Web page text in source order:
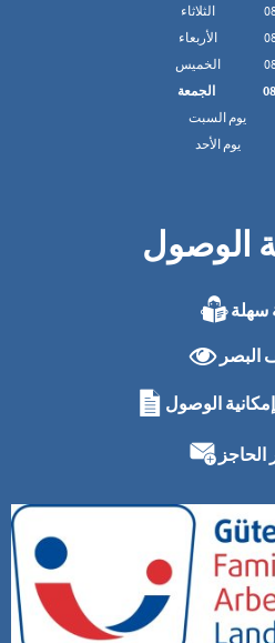
الثلاثاء
الأربعاء
الخميس
الجمعة
08
يوم السبت
يوم الأحد
الوصول
سهلة
الوصول
الحاجز